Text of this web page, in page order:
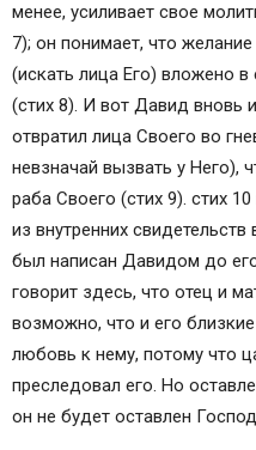
менее, усиливает свое
7); он понимает, что
(искать лица Его) вложено
(стих 8). И вот Давид вновь
отвратил лица Своего во
невзначай вызвать у Него),
раба Своего (стих 9). стих
из внутренних
был написан Давидом до
говорит здесь, что отец и
возможно, что и его
любовь к нему, потому что
преследовал его. Но
он не будет оставлен